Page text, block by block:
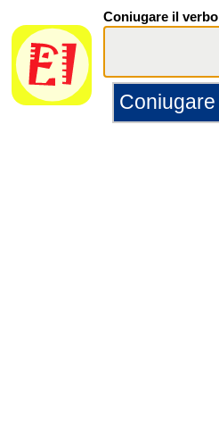
Coniugare il verbo